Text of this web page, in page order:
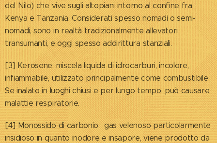
del Nilo) che vive sugli altopiani intorno al confine fra
Kenya e Tanzania. Considerati spesso nomadi o semi-
nomadi, sono in realtà tradizionalmente allevatori
transumanti, e oggi spesso addirittura stanziali.
[3] Kerosene: miscela liquida di idrocarburi, incolore,
infiammabile, utilizzato principalmente come combustibile.
Se inalato in luoghi chiusi e per lungo tempo, può causare
malattie respiratorie.
[4] Monossido di carbonio: gas velenoso particolarmente
insidioso in quanto inodore e insapore, viene prodotto da